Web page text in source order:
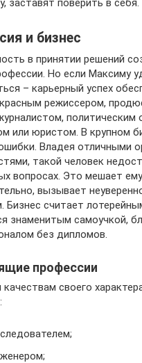
и бизнес
в принятии решений
Но если Максиму
– карьерный успех
режиссером,
политическим
или юристом. В крупном
Владея отличными
такой человек
вопросах. Это мешает
вызывает
Бизнес считает
знаменитым самоучкой,
без дипломов.
профессии
качествам своего